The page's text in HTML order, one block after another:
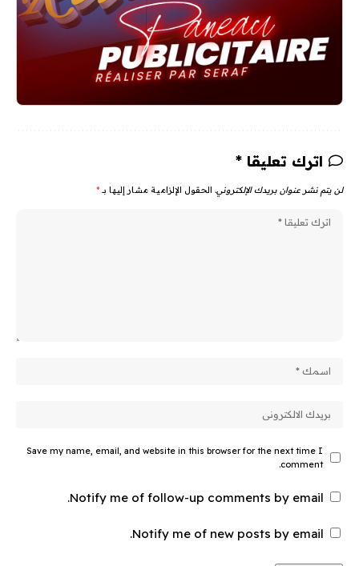
اترك تعليقا *
لن يتم نشر عنوان بريدك الإلكتروني. الحقول الإلزامية مشار إليها بـ *
Save my name, email, and website in this browser for the next time I
comment.
Notify me of follow-up comments by email.
Notify me of new posts by email.